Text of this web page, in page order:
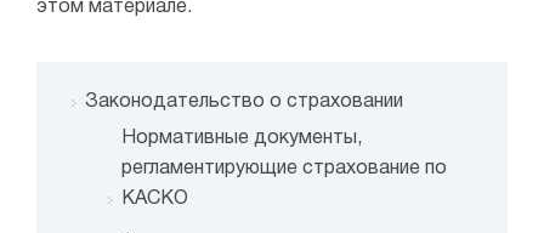
этом материале.
Законодательство о страховании
Нормативные документы,
регламентирующие страхование по
КАСКО